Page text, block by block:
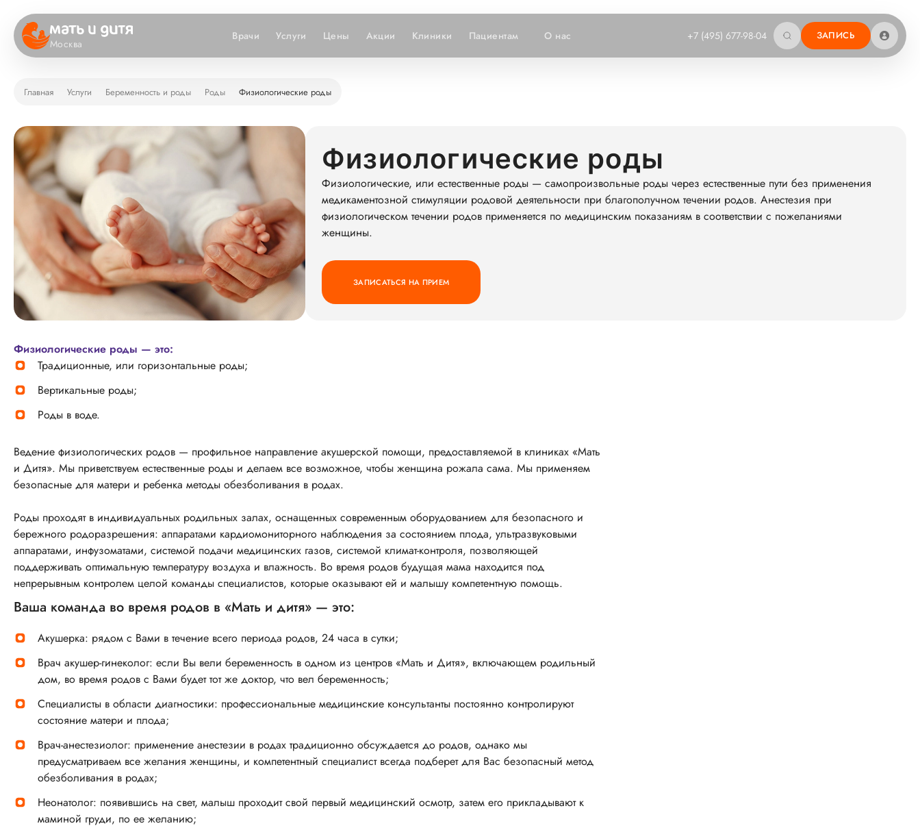
Москва
Врачи Услуги Цены Акции Клиники Пациентам О нас +7 (495) 677-98-04 ЗАПИСЬ
Главная Услуги Беременность и роды Роды Физиологические роды
Физиологические роды
Физиологические, или естественные роды — самопроизвольные роды через естественные пути без применения
медикаментозной стимуляции родовой деятельности при благополучном течении родов. Анестезия при
физиологическом течении родов применяется по медицинским показаниям в соответствии с пожеланиями
женщины.
ЗАПИСАТЬСЯ НА ПРИЕМ
Физиологические роды — это:
Традиционные, или горизонтальные роды;
Вертикальные роды;
Роды в воде.
Ведение физиологических родов — профильное направление акушерской помощи, предоставляемой в клиниках «Мать
и Дитя». Мы приветствуем естественные роды и делаем все возможное, чтобы женщина рожала сама. Мы применяем
безопасные для матери и ребенка методы обезболивания в родах.
Роды проходят в индивидуальных родильных залах, оснащенных современным оборудованием для безопасного и
бережного родоразрешения: аппаратами кардиомониторного наблюдения за состоянием плода, ультразвуковыми
аппаратами, инфузоматами, системой подачи медицинских газов, системой климат-контроля, позволяющей
поддерживать оптимальную температуру воздуха и влажность. Во время родов будущая мама находится под
непрерывным контролем целой команды специалистов, которые оказывают ей и малышу компетентную помощь.
Ваша команда во время родов в «Мать и дитя» — это:
Акушерка: рядом с Вами в течение всего периода родов, 24 часа в сутки;
Врач акушер-гинеколог: если Вы вели беременность в одном из центров «Мать и Дитя», включающем родильный
дом, во время родов с Вами будет тот же доктор, что вел беременность;
Специалисты в области диагностики: профессиональные медицинские консультанты постоянно контролируют
состояние матери и плода;
Врач-анестезиолог: применение анестезии в родах традиционно обсуждается до родов, однако мы
предусматриваем все желания женщины, и компетентный специалист всегда подберет для Вас безопасный метод
обезболивания в родах;
Неонатолог: появившись на свет, малыш проходит свой первый медицинский осмотр, затем его прикладывают к
маминой груди, по ее желанию;